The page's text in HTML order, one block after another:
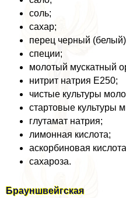
соль;
сахар;
перец черный
специи;
молотый мускатный
нитрит натрия Е250;
чистые культуры
стартовые культуры
глутамат натрия;
лимонная кислота;
аскорбиновая
сахароза.
Брауншвейгская